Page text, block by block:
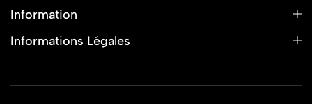
Information
Informations Légales